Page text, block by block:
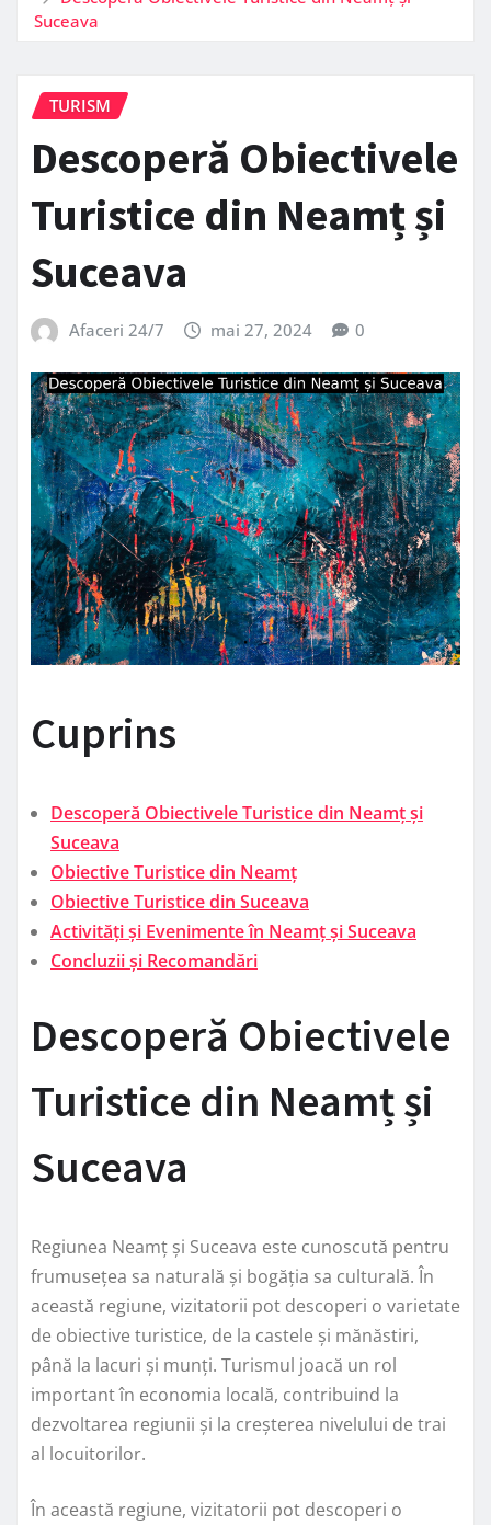
Suceava
TURISM
Descoperă Obiectivele
Turistice din Neamț și
Suceava
Afaceri 24/7 mai 27, 2024 0
Cuprins
Descoperă Obiectivele Turistice din Neamț și
Suceava
Obiective Turistice din Neamț
Obiective Turistice din Suceava
Activități și Evenimente în Neamț și Suceava
Concluzii și Recomandări
Descoperă Obiectivele
Turistice din Neamț și
Suceava
Regiunea Neamț și Suceava este cunoscută pentru
frumusețea sa naturală și bogăția sa culturală. În
această regiune, vizitatorii pot descoperi o varietate
de obiective turistice, de la castele și mănăstiri,
până la lacuri și munți. Turismul joacă un rol
important în economia locală, contribuind la
dezvoltarea regiunii și la creșterea nivelului de trai
al locuitorilor.
În această regiune, vizitatorii pot descoperi o